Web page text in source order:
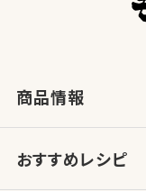
商品情報
おすすめレシピ